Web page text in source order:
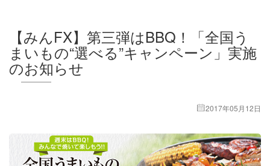
【みんFX】第三弾はBBQ！「全国う
まいもの“選べる”キャンペーン」実施
のお知らせ
2017年05月12日